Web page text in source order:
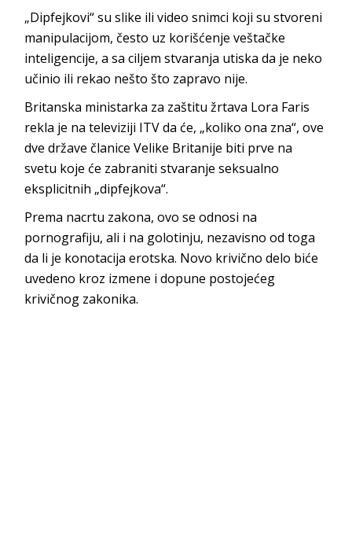
„Dipfejkovi“ su slike ili video snimci koji su stvoreni
manipulacijom, često uz korišćenje veštačke
inteligencije, a sa ciljem stvaranja utiska da je neko
učinio ili rekao nešto što zapravo nije.
Britanska ministarka za zaštitu žrtava Lora Faris
rekla je na televiziji ITV da će, „koliko ona zna“, ove
dve države članice Velike Britanije biti prve na
svetu koje će zabraniti stvaranje seksualno
eksplicitnih „dipfejkova“.
Prema nacrtu zakona, ovo se odnosi na
pornografiju, ali i na golotinju, nezavisno od toga
da li je konotacija erotska. Novo krivično delo biće
uvedeno kroz izmene i dopune postojećeg
krivičnog zakonika.